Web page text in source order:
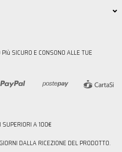
SICURO E CONSONO ALLE TUE
SUPERIORI A 100€
DALLA RICEZIONE DEL PRODOTTO.